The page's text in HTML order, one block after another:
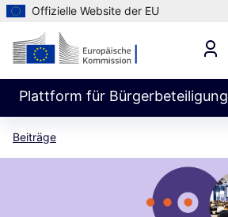
Offizielle Website der EU
Plattform für Bürgerbeteiligung
Beiträge